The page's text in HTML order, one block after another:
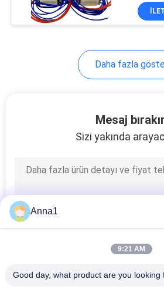
Termal
Otomatik
Sigortası
Daha fazla
Mesaj
Sizi yakında
Anna1
9:21 AM
Good day, what product are you looking